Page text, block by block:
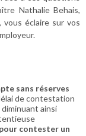
Nathalie Behais,
éclaire sur vos
sans réserves
de contestation
ainsi
contester un